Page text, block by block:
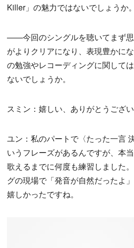
Killer」の魅力ではないでしょうか。
——今回のシングルを聴いてまず
がよりクリアになり、表現豊かに
の勉強やレコーディングに関して
ないでしょうか。
スミン：嬉しい、ありがとうござい
ユン：私のパートで〈たった一言
いうフレーズがあるんですが、本
歌えるまでに何度も練習しました
グの現場で「発音が自然だったよ
嬉しかったですね。